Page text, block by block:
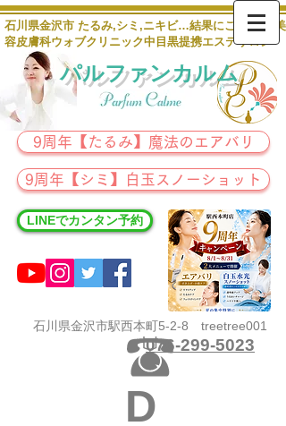
石川県金沢市 たるみ,シミ,ニキビ…結果にこだわる 美
容皮膚科ウォブクリニック中目黒提携エステサロン
パルファンカルム
9周年【たるみ】魔法のエアバリ
9周年【シミ】白玉スノーショット
LINEでカンタン予約
石川県金沢市駅西本町5-2-8 treetree001
076-299-5023
D